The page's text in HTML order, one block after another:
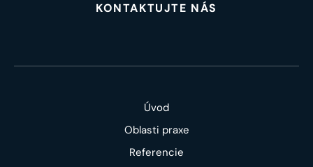
KONTAKTUJTE NÁS
Úvod
Oblasti praxe
Referencie